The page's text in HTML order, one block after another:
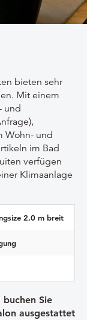
bieten sehr
Mit einem
und
Wohn- und
im Bad
verfügen
Klimaanlage
2,0 m breit
Sie
ausgestattet